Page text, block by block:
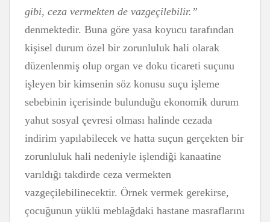
gibi, ceza vermekten de vazgeçilebilir.”
denmektedir. Buna göre yasa koyucu tarafından
kişisel durum özel bir zorunluluk hali olarak
düzenlenmiş olup organ ve doku ticareti suçunu
işleyen bir kimsenin söz konusu suçu işleme
sebebinin içerisinde bulunduğu ekonomik durum
yahut sosyal çevresi olması halinde cezada
indirim yapılabilecek ve hatta suçun gerçekten bir
zorunluluk hali nedeniyle işlendiği kanaatine
varıldığı takdirde ceza vermekten
vazgeçilebilinecektir. Örnek vermek gerekirse,
çocuğunun yüklü meblağdaki hastane masraflarını